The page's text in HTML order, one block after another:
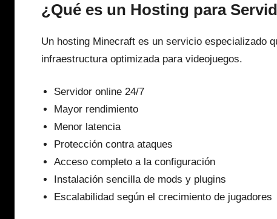
¿Qué es un Hosting para
Un hosting Minecraft es un servicio especializado
infraestructura optimizada para videojuegos.
Servidor online 24/7
Mayor rendimiento
Menor latencia
Protección contra ataques
Acceso completo a la configuración
Instalación sencilla de mods y plugins
Escalabilidad según el crecimiento de jugadores